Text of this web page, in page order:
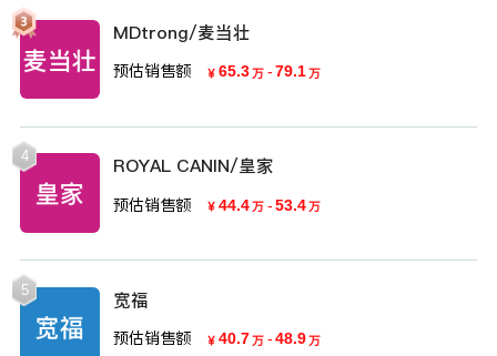
MDtrong/麦当壮
预估销售额 ￥ 65.3万 - 79.1万
4 ROYAL CANIN/皇家
预估销售额 ￥ 44.4万 - 53.4万
5 宽福
预估销售额 ￥ 40.7万 - 48.9万